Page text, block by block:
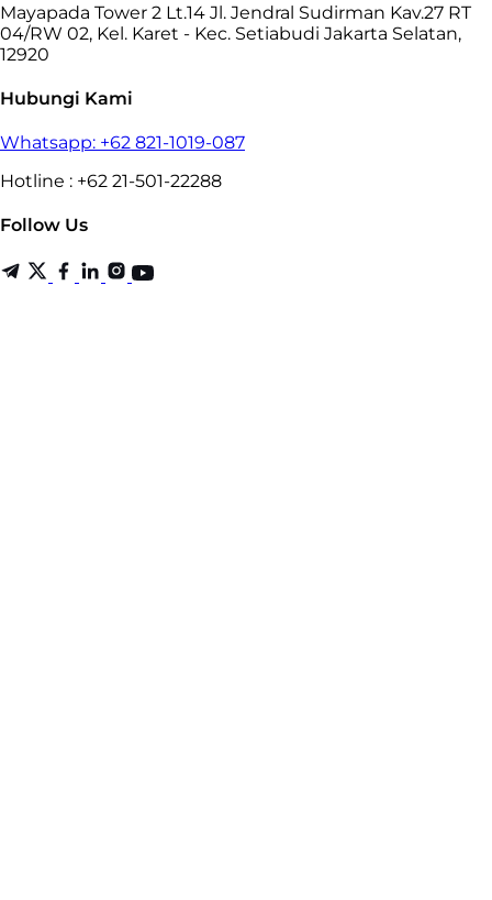
Mayapada Tower 2 Lt.14 Jl. Jendral Sudirman Kav.27 RT
04/RW 02, Kel. Karet - Kec. Setiabudi Jakarta Selatan,
12920
Hubungi Kami
Whatsapp: +62 821-1019-087
Hotline : +62 21-501-22288
Follow Us